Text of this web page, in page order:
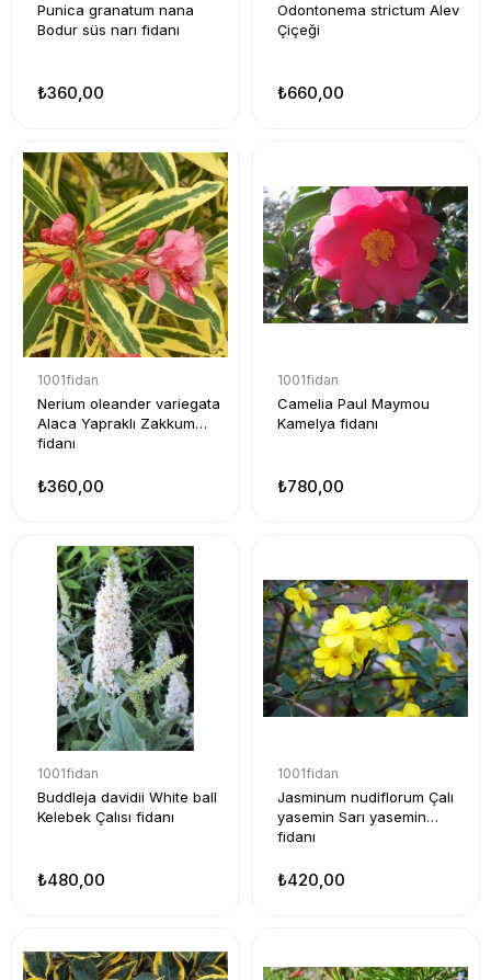
Punica granatum nana
Bodur süs narı fidanı
₺360,00
Odontonema strictum Alev
Çiçeği
₺660,00
1001fidan
Nerium oleander variegata
Alaca Yapraklı Zakkum
fidanı
₺360,00
1001fidan
Camelia Paul Maymou
Kamelya fidanı
₺780,00
1001fidan
Buddleja davidii White ball
Kelebek Çalısı fidanı
₺480,00
1001fidan
Jasminum nudiflorum Çalı
yasemin Sarı yasemin
fidanı
₺420,00